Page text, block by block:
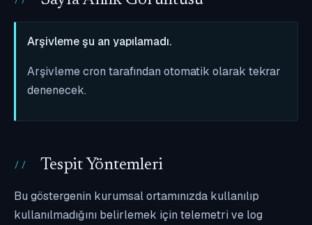
Arşivleme şu an yapılamadı.
Arşivleme cron tarafından otomatik olarak tekrar
denenecek.
Tespit Yöntemleri
Bu göstergenin kurumsal ortamınızda kullanılıp
kullanılmadığını belirlemek için telemetri ve log